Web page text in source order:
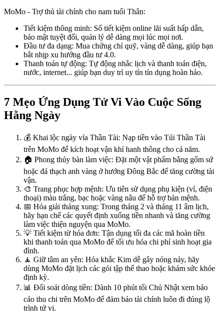
MoMo - Trợ thủ tài chính cho nam tuổi Thân:
Tiết kiệm thông minh: Sổ tiết kiệm online lãi suất hấp dẫn,
bảo mật tuyệt đối, quản lý dễ dàng mọi lúc mọi nơi.
Đầu tư đa dạng: Mua chứng chỉ quỹ, vàng dễ dàng, giúp bạn
bắt nhịp xu hướng đầu tư 4.0.
Thanh toán tự động: Tự động nhắc lịch và thanh toán điện,
nước, internet... giúp bạn duy trì uy tín tín dụng hoàn hảo.
7 Mẹo Ứng Dụng Tử Vi Vào Cuộc Sống
Hằng Ngày
💰 Khai lộc ngày vía Thần Tài: Nạp tiền vào Túi Thần Tài
trên MoMo để kích hoạt vận khí hanh thông cho cả năm.
🏠 Phong thủy bàn làm việc: Đặt một vật phẩm bằng gốm sứ
hoặc đá thạch anh vàng ở hướng Đông Bắc để tăng cường tài
vận.
🎨 Trang phục hợp mệnh: Ưu tiên sử dụng phụ kiện (ví, điện
thoại) màu trắng, bạc hoặc vàng nâu để hỗ trợ bản mệnh.
📅 Hóa giải tháng xung: Trong tháng 2 và tháng 11 âm lịch,
hãy hạn chế các quyết định xuống tiền nhanh và tăng cường
làm việc thiện nguyện qua MoMo.
💡 Tiết kiệm từ hóa đơn: Tận dụng tối đa các mã hoàn tiền
khi thanh toán qua MoMo để tối ưu hóa chi phí sinh hoạt gia
đình.
🧘 Giữ tâm an yên: Hỏa khắc Kim dễ gây nóng nảy, hãy
dùng MoMo đặt lịch các gói tập thể thao hoặc khám sức khỏe
định kỳ.
📊 Đối soát dòng tiền: Dành 10 phút tối Chủ Nhật xem báo
cáo thu chi trên MoMo để đảm bảo tài chính luôn đi đúng lộ
trình tử vi.